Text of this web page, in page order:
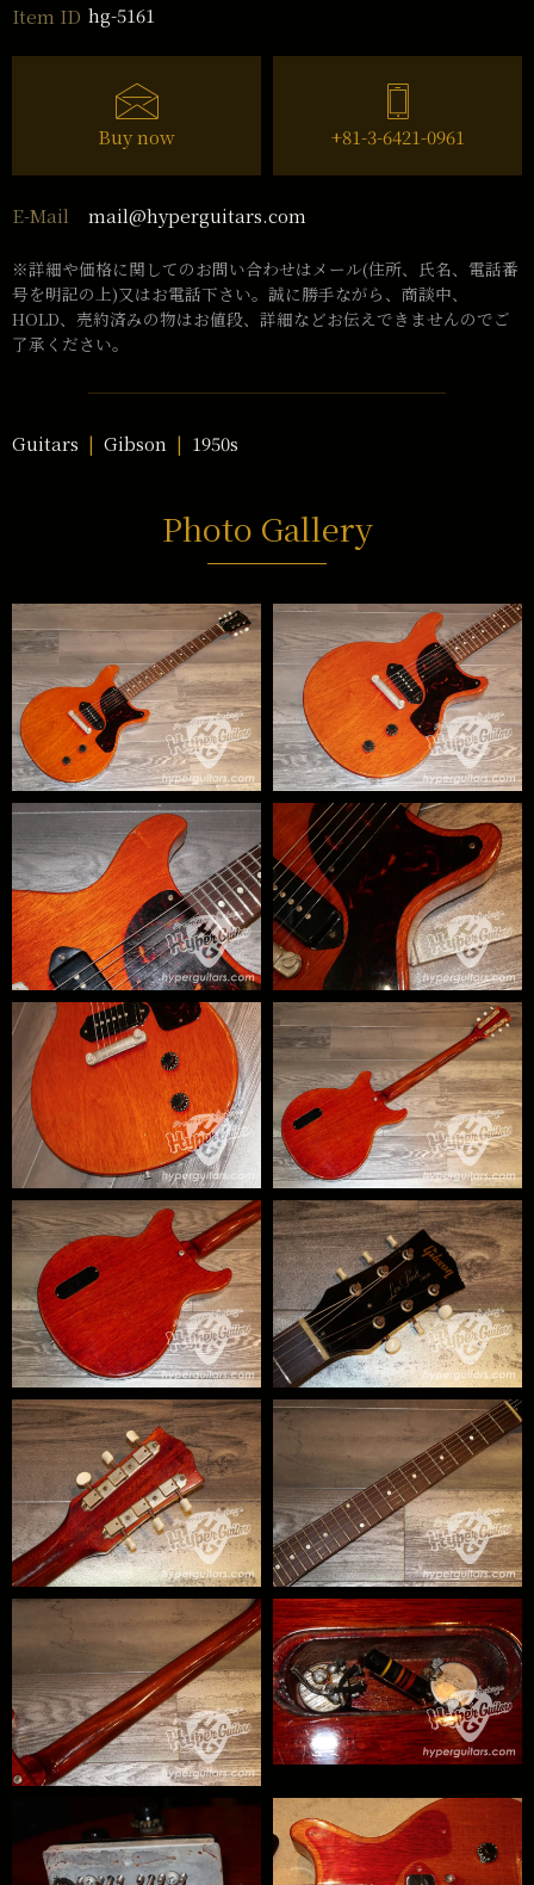
Item ID hg-5161
Buy now +81-3-6421-0961
E-Mail mail@hyperguitars.com
※詳細や価格に関してのお問い合わせはメール(住所、氏名、電話番
号を明記の上)又はお電話下さい。誠に勝手ながら、商談中、
HOLD、売約済みの物はお値段、詳細などお伝えできませんのでご
了承ください。
Guitars Gibson 1950s
Photo Gallery